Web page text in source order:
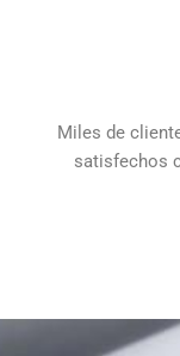
Miles de
satisfechos